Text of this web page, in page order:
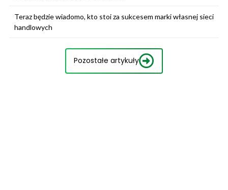
Teraz będzie wiadomo, kto stoi za sukcesem marki własnej sieci
handlowych
Pozostałe artykuły